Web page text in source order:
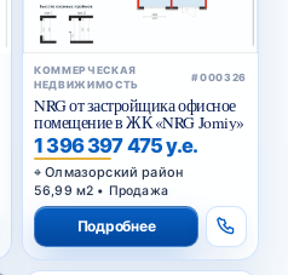
КОММЕРЧЕСКАЯ
НЕДВИЖИМОСТЬ
#000326
NRG от застройщика офисное
помещение в ЖК «NRG Jomiy»
1 396 397 475 у.е.
Олмазорский район
56,99 м2 • Продажа
Подробнее